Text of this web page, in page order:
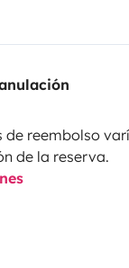
reembolso
de la reserva.